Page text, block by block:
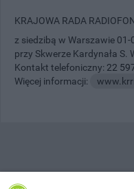
KRAJOWA RADA
z siedzibą w Warszawie 01-
przy Skwerze Kardynała S.
Kontakt telefoniczny: 22
Więcej informacji:
© 2001-2026 Tczew - TCZ.PL